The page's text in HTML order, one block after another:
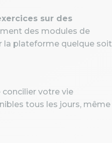
sur des
des modules de
la plateforme quelque soit
votre vie
tous les jours, même